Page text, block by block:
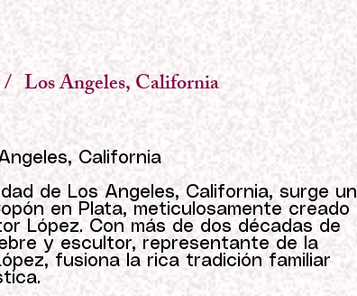
Los Angeles, California
/
California
de Los Angeles, California, surge un
en Plata, meticulosamente creado
López. Con más de dos décadas de
y escultor, representante de la
fusiona la rica tradición familiar